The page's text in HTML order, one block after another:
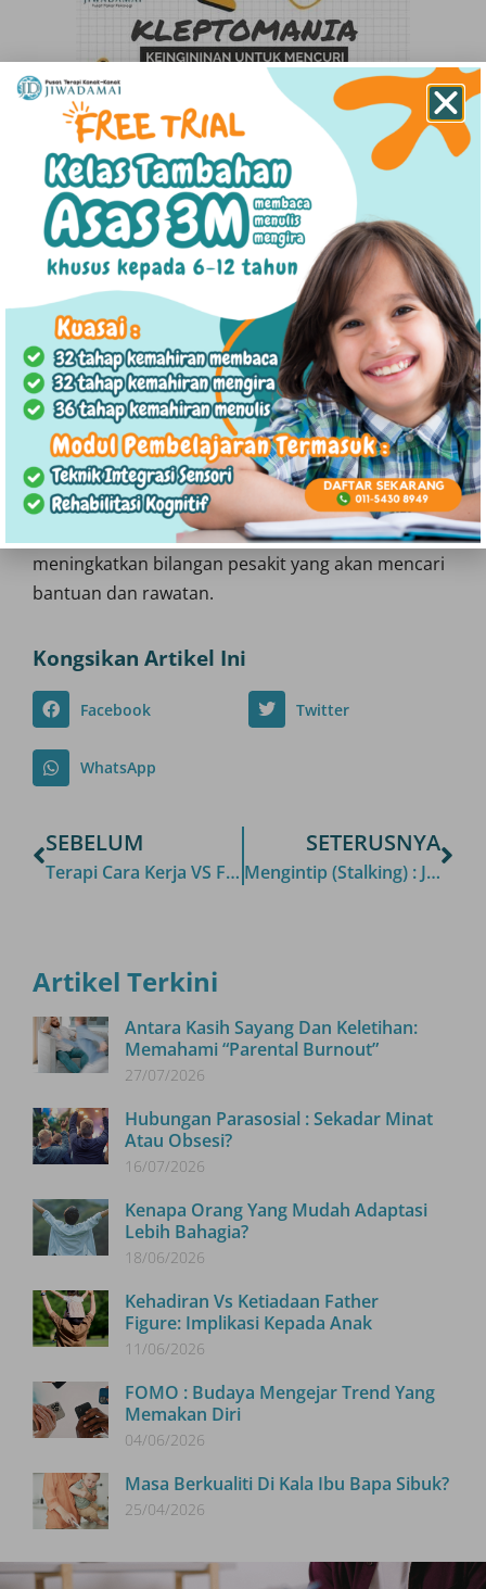
Pendekatan tanpa tuduhan terhadap individu
dengan kleptomania adalah amat penting.
Peningkatan kesedaran dan pemeriksaan lanjut
oleh psikologis atau pihak yang berkenaan boleh
meningkatkan bilangan pesakit yang akan mencari
bantuan dan rawatan.
Kongsikan Artikel Ini
Facebook Twitter
WhatsApp
SEBELUM
Terapi Cara Kerja VS Fisioterapi (Terapi Fizikal)
SETERUSNYA
Mengintip (Stalking) : Jenis Pengintip (Stalker) & Motif
Artikel Terkini
Antara Kasih Sayang Dan Keletihan:
Memahami “Parental Burnout”
27/07/2026
Hubungan Parasosial : Sekadar Minat
Atau Obsesi?
16/07/2026
Kenapa Orang Yang Mudah Adaptasi
Lebih Bahagia?
18/06/2026
Kehadiran Vs Ketiadaan Father
Figure: Implikasi Kepada Anak
11/06/2026
FOMO : Budaya Mengejar Trend Yang
Memakan Diri
04/06/2026
Masa Berkualiti Di Kala Ibu Bapa Sibuk?
25/04/2026